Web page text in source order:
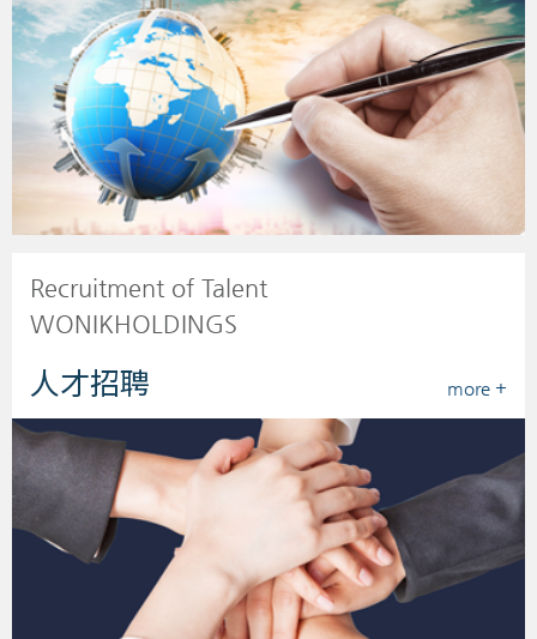
Recruitment of Talent
WONIKHOLDINGS
人才招聘 more +